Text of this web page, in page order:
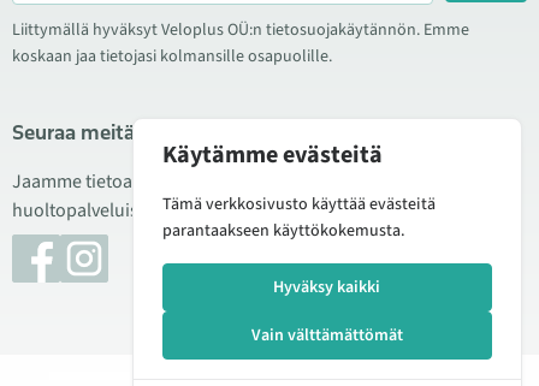
Liittymällä hyväksyt Veloplus OÜ:n tietosuojakäytännön. Emme
koskaan jaa tietojasi kolmansille osapuolille.
Seuraa meitä sosiaalisessa mediassa
Jaamme tietoa hyvistä tarjouksista, uusista tuotteista ja
huoltopalveluista. Joskus julkaisemme myös tuote-esittelyjä.
Käytämme evästeitä
Tämä verkkosivusto käyttää evästeitä
parantaakseen käyttökokemusta.
Hyväksy kaikki
Vain välttämättömät